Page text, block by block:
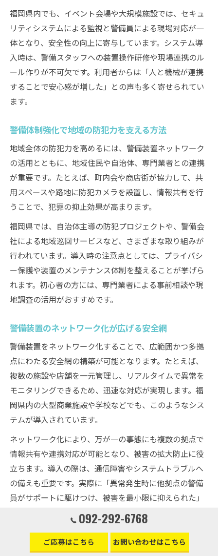
福岡県内でも、イベント会場や大規模施設では、セキュ
リティシステムによる監視と警備員による現場対応が一
体となり、安全性の向上に寄与しています。システム導
入時は、警備スタッフへの装置操作研修や現場連携のル
ール作りが不可欠です。利用者からは「人と機械が連携
することで安心感が増した」との声も多く寄せられてい
ます。
警備体制強化で地域の防犯力を支える方法
地域全体の防犯力を高めるには、警備装置ネットワーク
の活用とともに、地域住民や自治体、専門業者との連携
が重要です。たとえば、町内会や商店街が協力して、共
用スペースや路地に防犯カメラを設置し、情報共有を行
うことで、犯罪の抑止効果が高まります。
福岡県では、自治体主導の防犯プロジェクトや、警備会
社による地域巡回サービスなど、さまざまな取り組みが
行われています。導入時の注意点としては、プライバシ
ー保護や装置のメンテナンス体制を整えることが挙げら
れます。初心者の方には、専門業者による事前相談や現
地調査の活用がおすすめです。
警備装置のネットワーク化が広げる安全網
警備装置をネットワーク化することで、広範囲かつ多拠
点にわたる安全網の構築が可能となります。たとえば、
複数の施設や店舗を一元管理し、リアルタイムで異常を
モニタリングできるため、迅速な対応が実現します。福
岡県内の大型商業施設や学校などでも、このようなシス
テムが導入されています。
ネットワーク化により、万が一の事態にも複数の拠点で
情報共有や連携対応が可能となり、被害の拡大防止に役
立ちます。導入の際は、通信障害やシステムトラブルへ
の備えも重要です。実際に「異常発生時に他拠点の警備
員がサポートに駆けつけ、被害を最小限に抑えられた」
という事例も報告されています。
警備装置ネットワークで実現する共助社会
092-292-6768
ご応募はこちら お問い合わせはこちら